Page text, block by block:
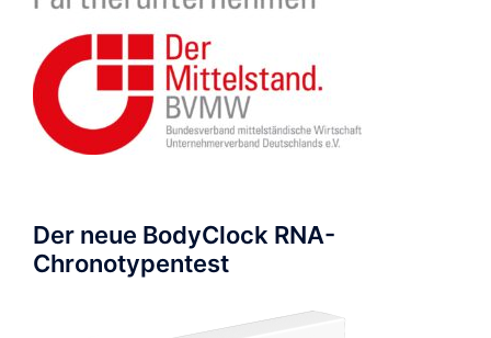
Der neue BodyClock RNA-
Chronotypentest